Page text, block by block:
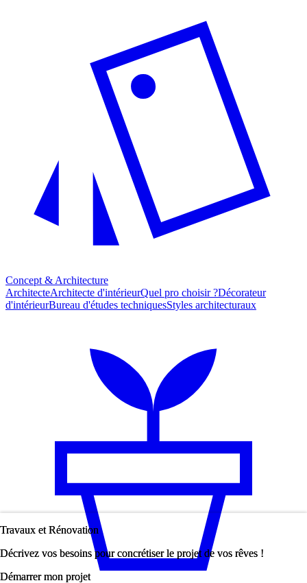
Concept & Architecture
ArchitecteArchitecte d'intérieurQuel pro choisir ?Décorateur
d'intérieurBureau d'études techniquesStyles architecturaux
Travaux et Rénovation
Décrivez vos besoins pour concrétiser le projet de vos rêves !
Démarrer mon projet
Travaux et Rénovation
Décrivez vos besoins pour concrétiser le projet de vos rêves !
Démarrer mon projet